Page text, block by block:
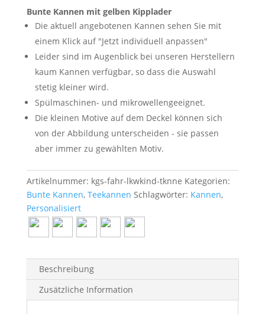
Bunte Kannen mit gelben Kipplader
Die aktuell angebotenen Kannen sehen Sie mit
einem Klick auf "Jetzt individuell anpassen"
Leider sind im Augenblick bei unseren Herstellern
kaum Kannen verfügbar, so dass die Auswahl
stetig kleiner wird.
Spülmaschinen- und mikrowellengeeignet.
Die kleinen Motive auf dem Deckel können sich
von der Abbildung unterscheiden - sie passen
aber immer zu gewählten Motiv.
Artikelnummer: kgs-fahr-lkwkind-tknne Kategorien:
Bunte Kannen, Teekannen Schlagwörter: Kannen,
Personalisiert
Beschreibung
Zusätzliche Information